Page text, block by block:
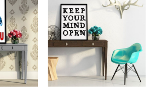
wiele
wariantów.
Opcje
można
wybrać
na
stronie
produktu